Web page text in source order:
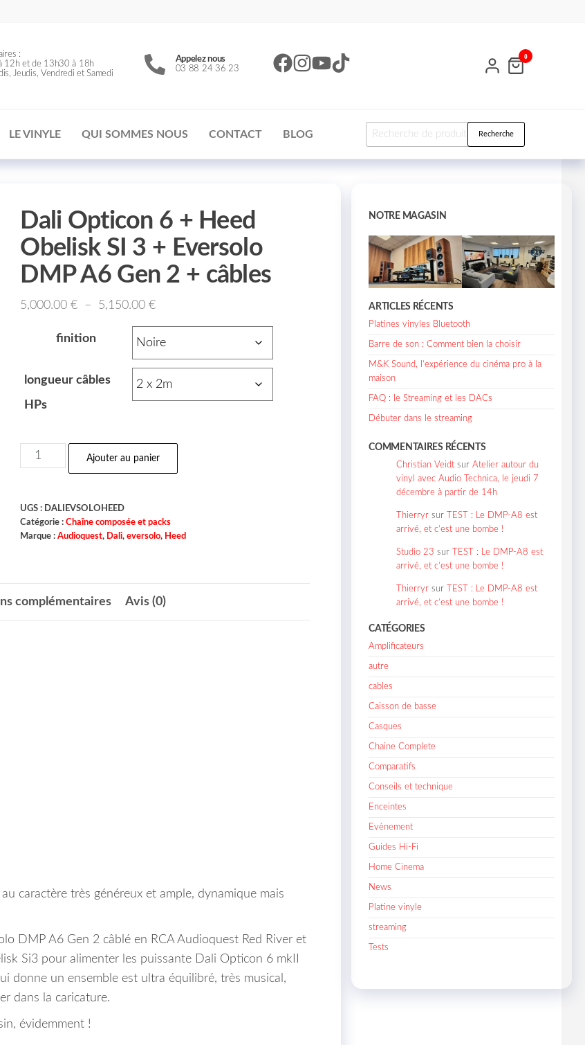
:
12h et de 13h30 à 18h
Jeudis, Vendredi et Samedi
Appelez nous
03 88 24 36 23
0
LE VINYLE QUI SOMMES NOUS CONTACT BLOG Recherche
Dali Opticon 6 + Heed
Obelisk SI 3 + Eversolo
DMP A6 Gen 2 + câbles
5,000.00€ – 5,150.00€
finition
longueur câbles
HPs
Ajouter au panier
UGS : DALIEVSOLOHEED
Catégorie :Chaîne composée et packs
Marque :Audioquest, Dali,eversolo, Heed
complémentaires Avis (0)
caractère très généreux et ample, dynamique mais
DMP A6 Gen 2 câblé en RCA Audioquest Red River et
Si3 pour alimenter les puissante Dali Opticon 6 mkII
donne un ensemble est ultra équilibré, très musical,
dans la caricature.
évidemment !
NOTRE MAGASIN
ARTICLES RÉCENTS
Platines vinyles Bluetooth
Barre de son : Comment bien la choisir
M&K Sound, l’expérience du cinéma pro à la
maison
FAQ : le Streaming et les DACs
Débuter dans le streaming
COMMENTAIRES RÉCENTS
Christian Veidt surAtelier autour du
vinyl avec Audio Technica, le jeudi 7
décembre à partir de 14h
Thierryr sur
TEST : Le DMP-A8 est
arrivé, et c’est une bombe !
Studio 23 sur
TEST : Le DMP-A8 est
arrivé, et c’est une bombe !
Thierryr sur
TEST : Le DMP-A8 est
arrivé, et c’est une bombe !
CATÉGORIES
Amplificateurs
autre
cables
Caisson de basse
Casques
Chaine Complete
Comparatifs
Conseils et technique
Enceintes
Evènement
Guides Hi-Fi
Home Cinema
News
Platine vinyle
streaming
Tests